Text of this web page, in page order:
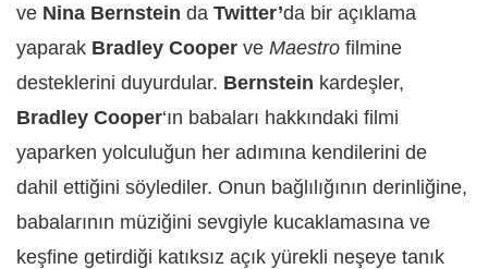
ve Nina Bernstein da Twitter’da bir açıklama
yaparak Bradley Cooper ve Maestro filmine
desteklerini duyurdular. Bernstein kardeşler,
Bradley Cooper‘ın babaları hakkındaki filmi
yaparken yolculuğun her adımına kendilerini de
dahil ettiğini söylediler. Onun bağlılığının derinliğine,
babalarının müziğini sevgiyle kucaklamasına ve
keşfine getirdiği katıksız açık yürekli neşeye tanık